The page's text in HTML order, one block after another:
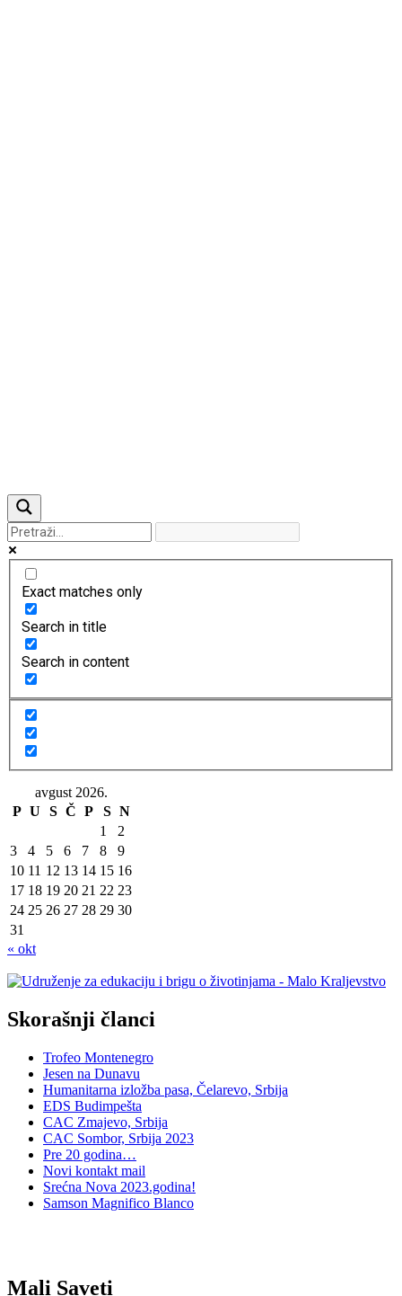
Exact matches only
Search in title
Search in content
avgust 2026.
P U S Č P S N
1
2
3
4 5 6 7 8
9
10 11 12 13 14 15 16
17 18 19 20 21 22 23
24 25 26 27 28 29 30
31
« okt
Skorašnji članci
Trofeo Montenegro
Jesen na Dunavu
Humanitarna izložba pasa, Čelarevo, Srbija
EDS Budimpešta
CAC Zmajevo, Srbija
CAC Sombor, Srbija 2023
Pre 20 godina…
Novi kontakt mail
Srećna Nova 2023.godina!
Samson Magnifico Blanco
Mali Saveti